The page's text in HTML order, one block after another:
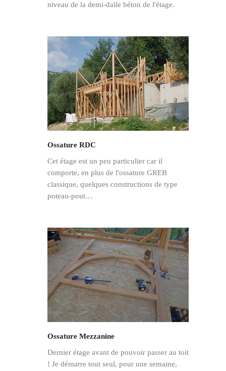
niveau de la demi-dalle béton de l'étage.
Ossature RDC
Cet étage est un peu particulier car il
comporte, en plus de l'ossature GREB
classique, quelques constructions de type
poteau-pout…
Ossature Mezzanine
Dernier étage avant de pouvoir passer au toit
! Je démarre tout seul, pour une semaine,